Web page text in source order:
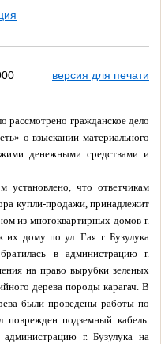
версия для печати
рассмотрено гражданское дело
о взыскании материального
денежными средствами и
установлено, что ответчикам
купли-продажи, принадлежит
из многоквартирных домов г.
их дому по ул. Гая г. Бузулука
в администрацию г.
на право вырубки зеленых
дерева породы карагач. В
были проведены работы по
подземный кабель.
г. Бузулука на